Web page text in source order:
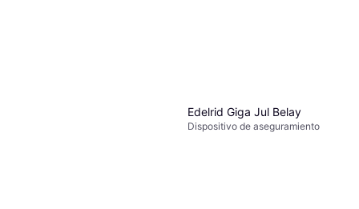
Edelrid Giga Jul Belay
Dispositivo de aseguramiento